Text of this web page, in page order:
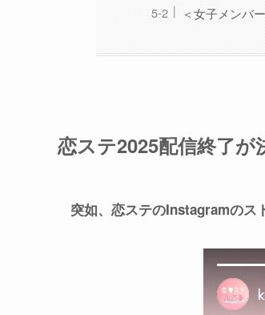
＜女子メンバ
恋ステ2025配信終了が
突如、恋ステのInstagramのス